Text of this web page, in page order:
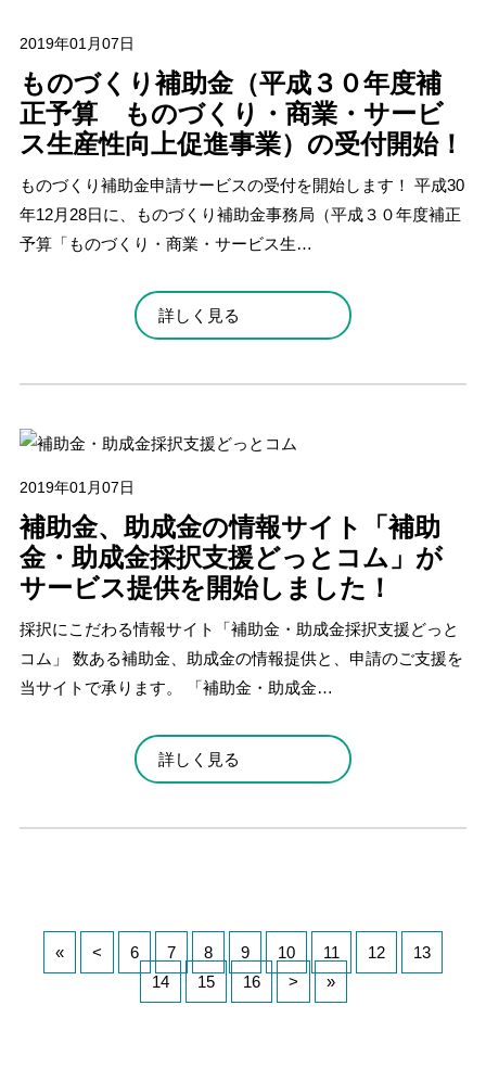
2019年01月07日
ものづくり補助金（平成３０年度補
正予算 ものづくり・商業・サービ
ス生産性向上促進事業）の受付開始！
ものづくり補助金申請サービスの受付を開始します！ 平成30
年12月28日に、ものづくり補助金事務局（平成３０年度補正
予算「ものづくり・商業・サービス生…
詳しく見る
2019年01月07日
補助金、助成金の情報サイト「補助
金・助成金採択支援どっとコム」が
サービス提供を開始しました！
採択にこだわる情報サイト「補助金・助成金採択支援どっと
コム」 数ある補助金、助成金の情報提供と、申請のご支援を
当サイトで承ります。 「補助金・助成金…
詳しく見る
« < 6 7 8 9 10 11 12
13
14
15 16 > »